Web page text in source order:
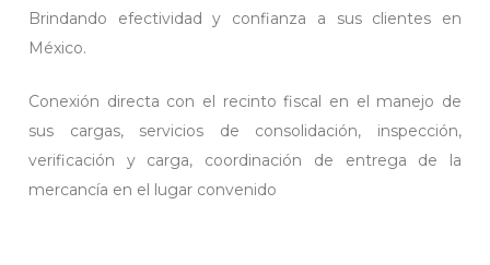
Brindando efectividad y confianza a sus clientes en
México.
Conexión directa con el recinto fiscal en el manejo de
sus cargas, servicios de consolidación, inspección,
verificación y carga, coordinación de entrega de la
mercancía en el lugar convenido